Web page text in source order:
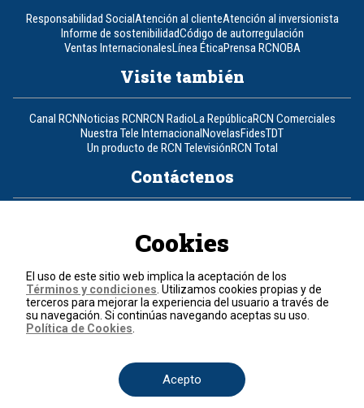
Responsabilidad SocialAtención al clienteAtención al inversionista
Informe de sostenibilidadCódigo de autorregulación
Ventas InternacionalesLínea ÉticaPrensa RCNOBA
Visite también
Canal RCNNoticias RCNRCN RadioLa RepúblicaRCN Comerciales
Nuestra Tele InternacionalNovelasFidesTDT
Un producto de RCN TelevisiónRCN Total
Contáctenos
Política de cookies
Términos y condiciones
© 2026, RCN Medios.
Todos los derechos reservados.
Cookies
El uso de este sitio web implica la aceptación de los
Términos y condiciones . Utilizamos cookies propias y de
terceros para mejorar la experiencia del usuario a través de
su navegación. Si continúas navegando aceptas su uso.
Política de Cookies
Acepto